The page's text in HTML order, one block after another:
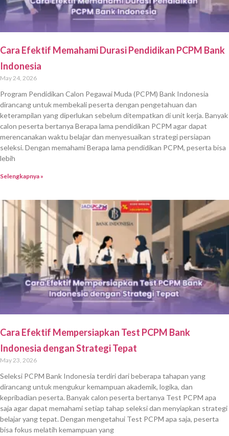
Cara Efektif Memahami Durasi Pendidikan PCPM Bank
Indonesia
May 24, 2026
Program Pendidikan Calon Pegawai Muda (PCPM) Bank Indonesia
dirancang untuk membekali peserta dengan pengetahuan dan
keterampilan yang diperlukan sebelum ditempatkan di unit kerja. Banyak
calon peserta bertanya Berapa lama pendidikan PCPM agar dapat
merencanakan waktu belajar dan menyesuaikan strategi persiapan
seleksi. Dengan memahami Berapa lama pendidikan PCPM, peserta bisa
lebih
Selengkapnya »
Cara Efektif Mempersiapkan Test PCPM Bank
Indonesia dengan Strategi Tepat
May 23, 2026
Seleksi PCPM Bank Indonesia terdiri dari beberapa tahapan yang
dirancang untuk mengukur kemampuan akademik, logika, dan
kepribadian peserta. Banyak calon peserta bertanya Test PCPM apa
saja agar dapat memahami setiap tahap seleksi dan menyiapkan strategi
belajar yang tepat. Dengan mengetahui Test PCPM apa saja, peserta
bisa fokus melatih kemampuan yang